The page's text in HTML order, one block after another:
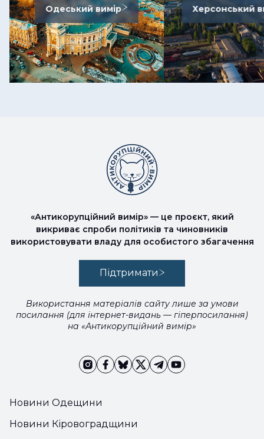
Одеський вимір Херсонський
Новини Одещини
Новини Кіровоградщини
«Антикорупційний вимір» — це проєкт, який
викриває спроби політиків та чиновників
використовувати владу для особистого збагачення
Підтримати
Використання матеріалів сайту лише за умови
посилання (для інтернет-видань — гіперпосилання)
на «Антикорупційний вимір»